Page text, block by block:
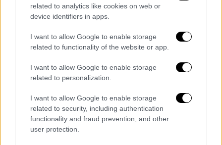
related to analytics like cookies on web or
device identifiers in apps.
I want to allow Google to enable storage
related to functionality of the website or app.
I want to allow Google to enable storage
related to personalization.
I want to allow Google to enable storage
related to security, including authentication
functionality and fraud prevention, and other
user protection.
Τι έδειξαν οι άλλες μελέτες
Άλλες μελέτεςεστίασαν ειδικά στον
καρκίνο του μαστού, εξετάζοντας τόσο το
μικρότερη πιθανότητα
να αναπτύξουν τη
περισσότερομετά τη διάγνωση. Μια
ανάλυση του Κέντρου Καρκίνου MD
Anderson του Πανεπιστημίου του Τέξας,